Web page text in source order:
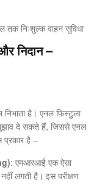
तक निःशुल्क वाहन सुविधा
निदान –
है। एनल फिस्टुला
दे सकते हैं, जिससे एनल
प्रकार है –
: एमआरआई एक ऐसा
लगती है। इस परीक्षण